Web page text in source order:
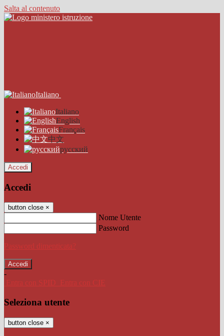
Salta al contenuto
Italiano
Italiano
English
Français
中文
русский
Accedi
Accedi
button close ×
Nome Utente
Password
Password dimenticata?
-
Entra con SPID
Entra con CIE
Seleziona utente
button close ×